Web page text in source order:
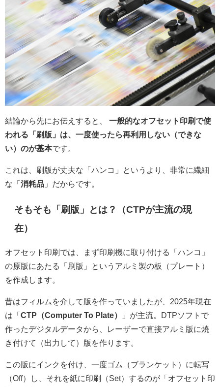
結論から先にお伝えすると、 一般的なオフセット印刷で使
われる「刷版」は、一度使ったら再利用しない（できな
い）のが基本です。
これは、刷版が丈夫な「ハンコ」というより、非常に繊細
な「 消耗品 」だからです。
そもそも「刷版」とは？（CTPが主流の現
在）
オフセット印刷では、まず印刷機に取り付ける「ハンコ」
の原版にあたる「刷版」というアルミ製の板（プレート）
を作成します。
昔はフィルムを介して版を作っていましたが、2025年現在
は「 CTP（Computer To Plate）
」が主流。DTPソフトで
作ったデジタルデータから、レーザーで直接アルミ版に焼
き付けて（出力して）版を作ります。
この版にインクを付け、一度ゴム（ブランケット）に転写
（Off）し、それを紙に印刷（Set）するのが「オフセット印